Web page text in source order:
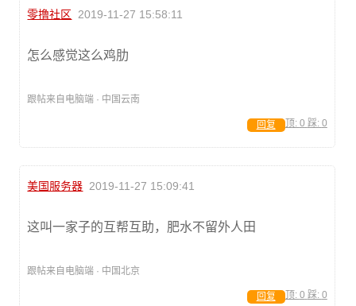
零撸社区 2019-11-27 15:58:11
怎么感觉这么鸡肋
跟帖来自电脑端 · 中国云南
顶: 0 踩: 0
回复
美国服务器 2019-11-27 15:09:41
这叫一家子的互帮互助，肥水不留外人田
跟帖来自电脑端 · 中国北京
顶: 0 踩: 0
回复